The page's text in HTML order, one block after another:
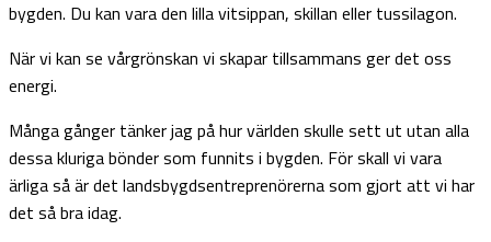
bygden. Du kan vara den lilla vitsippan, skillan eller tussilagon.
När vi kan se vårgrönskan vi skapar tillsammans ger det oss
energi.
Många gånger tänker jag på hur världen skulle sett ut utan alla
dessa kluriga bönder som funnits i bygden. För skall vi vara
ärliga så är det landsbygdsentreprenörerna som gjort att vi har
det så bra idag.